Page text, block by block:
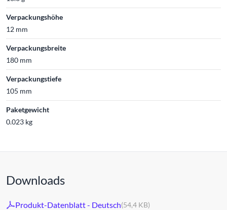
Verpackungshöhe
12 mm
Verpackungsbreite
180 mm
Verpackungstiefe
105 mm
Paketgewicht
0.023 kg
Downloads
Produkt-Datenblatt - Deutsch(54,4 KB)